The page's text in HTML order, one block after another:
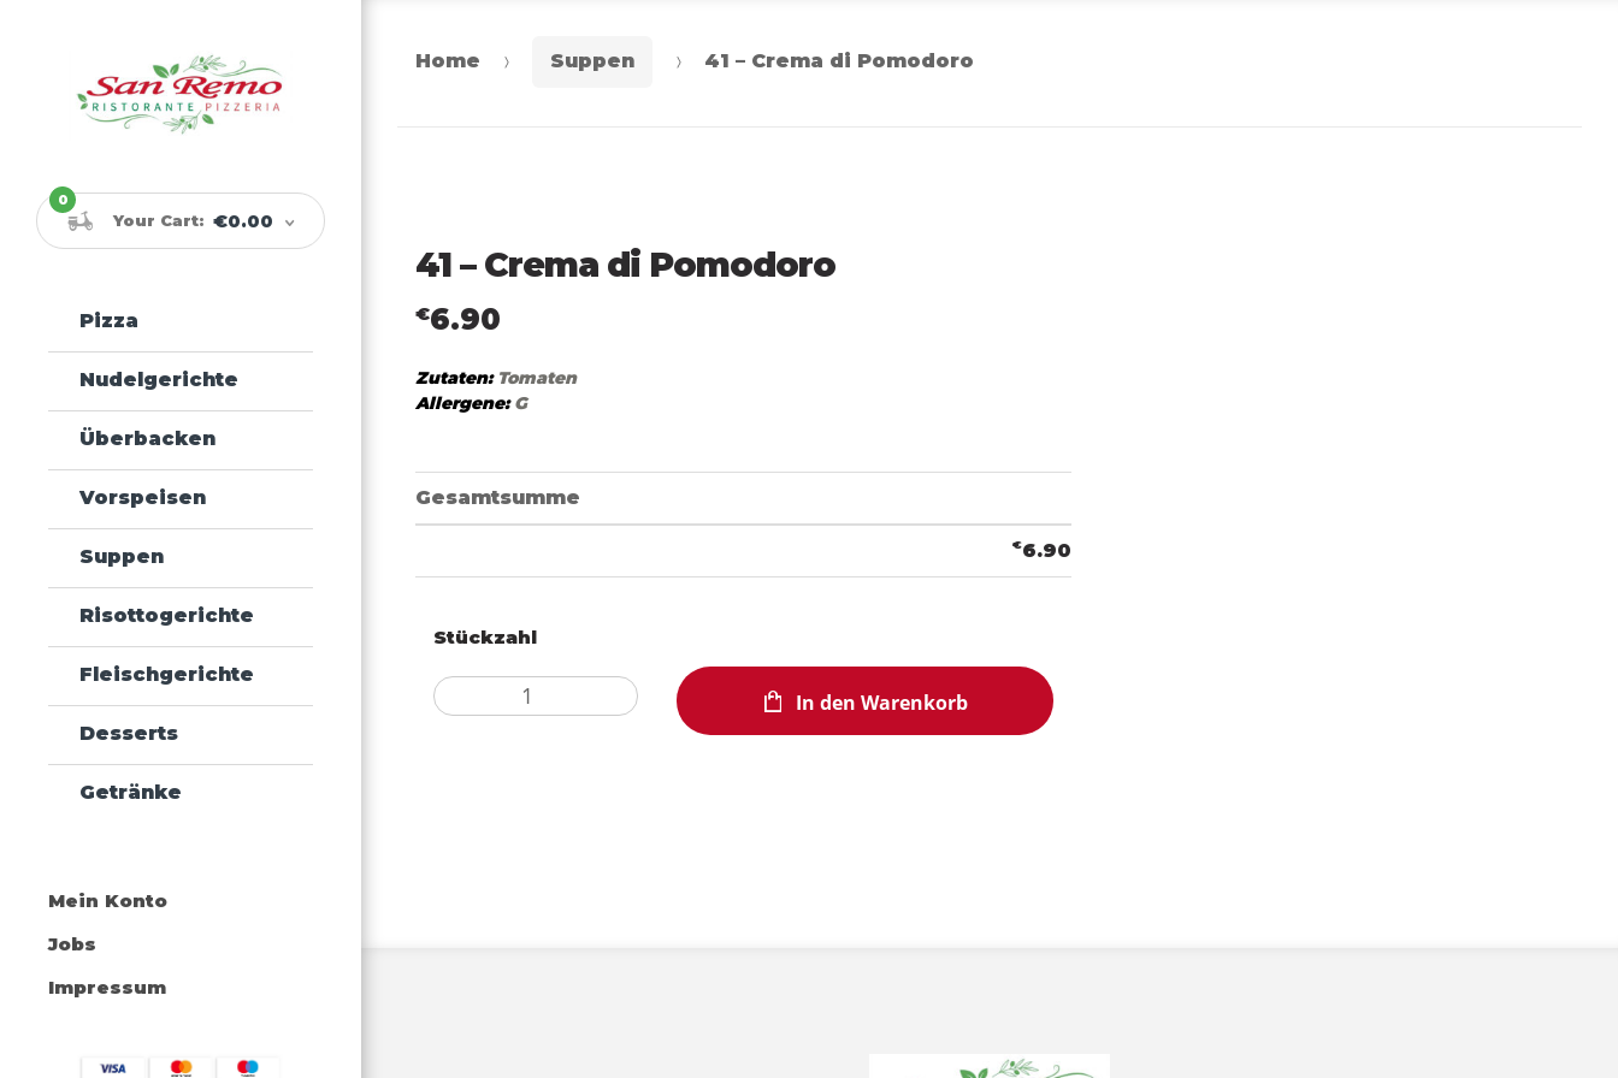
Your Cart: €0.00
0
Pizza
Nudelgerichte
Überbacken
Vorspeisen
Suppen
Risottogerichte
Fleischgerichte
Desserts
Getränke
Mein Konto
Jobs
Impressum
Home Suppen 41 – Crema di Pomodoro
41 – Crema di Pomodoro
€6.90
Zutaten:Tomaten
Allergene:G
Gesamtsumme
€6.90
Stückzahl
In den Warenkorb